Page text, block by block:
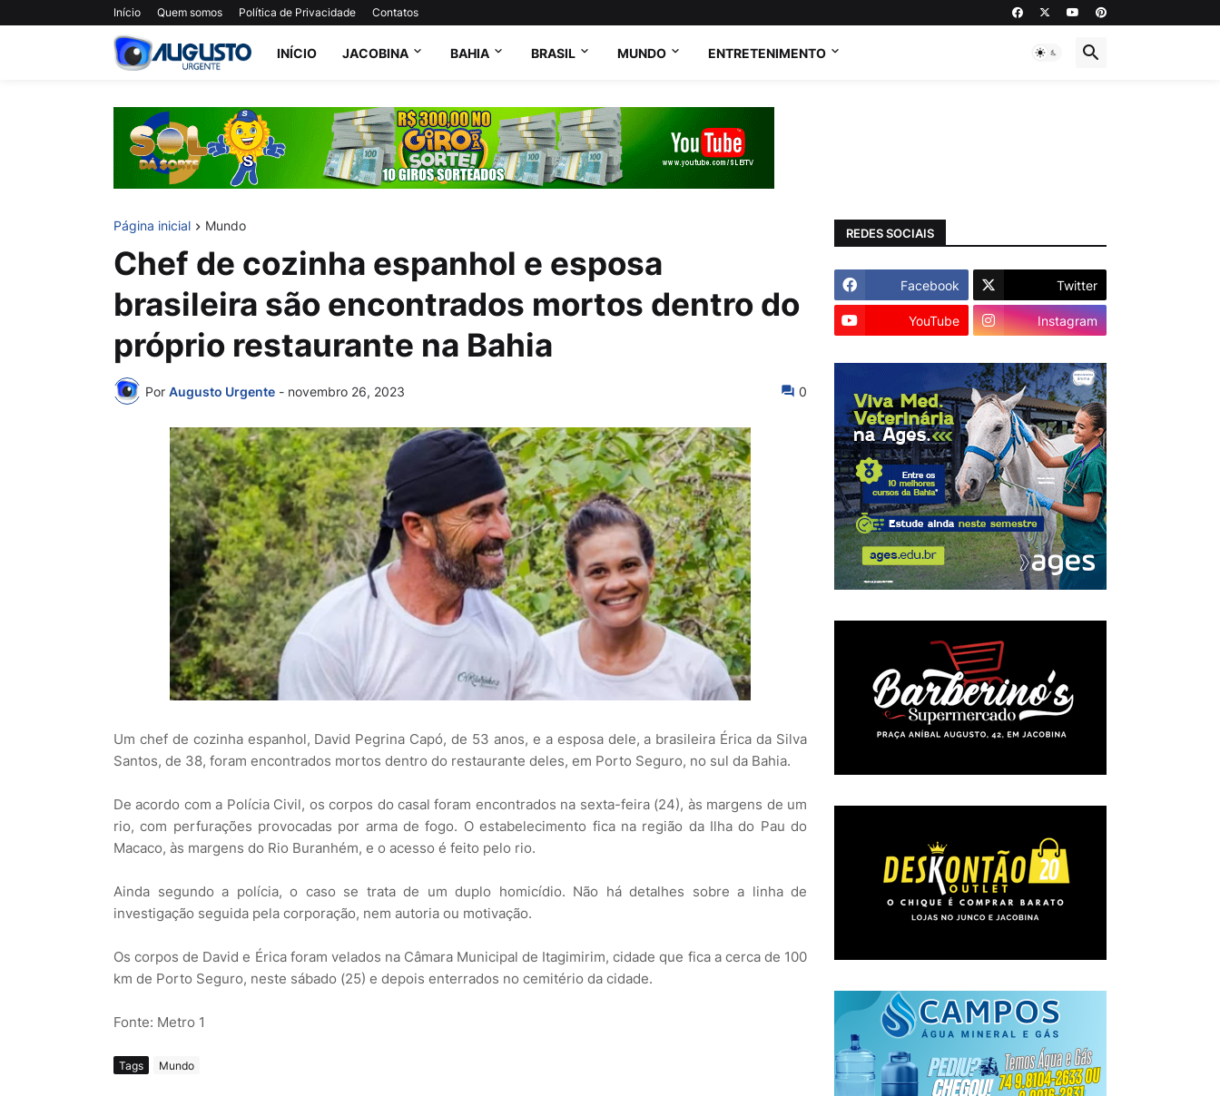
Início Quem somos Política de Privacidade Contatos
INÍCIO JACOBINA BAHIA BRASIL MUNDO ENTRETENIMENTO
Página inicial Mundo
Chef de cozinha espanhol e esposa
brasileira são encontrados mortos dentro do
próprio restaurante na Bahia
Por Augusto Urgente - novembro 26, 2023 0
Um chef de cozinha espanhol, David Pegrina Capó, de 53 anos, e a esposa dele, a brasileira Érica da Silva
Santos, de 38, foram encontrados mortos dentro do restaurante deles, em Porto Seguro, no sul da Bahia.
De acordo com a Polícia Civil, os corpos do casal foram encontrados na sexta-feira (24), às margens de um
rio, com perfurações provocadas por arma de fogo. O estabelecimento fica na região da Ilha do Pau do
Macaco, às margens do Rio Buranhém, e o acesso é feito pelo rio.
Ainda segundo a polícia, o caso se trata de um duplo homicídio. Não há detalhes sobre a linha de
investigação seguida pela corporação, nem autoria ou motivação.
Os corpos de David e Érica foram velados na Câmara Municipal de Itagimirim, cidade que fica a cerca de 100
km de Porto Seguro, neste sábado (25) e depois enterrados no cemitério da cidade.
Fonte: Metro 1
Tags Mundo
REDES SOCIAIS
Facebook Twitter
YouTube Instagram